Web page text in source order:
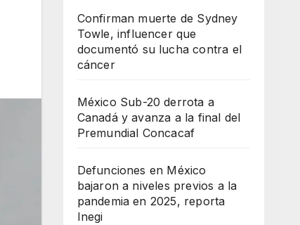
Confirman muerte de Sydney
Towle, influencer que
documentó su lucha contra el
cáncer
México Sub-20 derrota a
Canadá y avanza a la final del
Premundial Concacaf
Defunciones en México
bajaron a niveles previos a la
pandemia en 2025, reporta
Inegi